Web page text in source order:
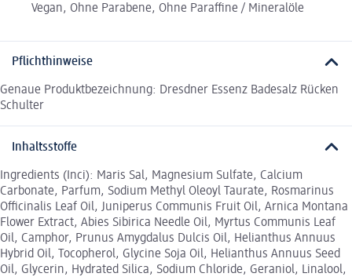
Vegan, Ohne Parabene, Ohne Paraffine / Mineralöle
Pflichthinweise
Genaue Produktbezeichnung: Dresdner Essenz Badesalz Rücken
Schulter
Inhaltsstoffe
Ingredients (Inci): Maris Sal, Magnesium Sulfate, Calcium
Carbonate, Parfum, Sodium Methyl Oleoyl Taurate, Rosmarinus
Officinalis Leaf Oil, Juniperus Communis Fruit Oil, Arnica Montana
Flower Extract, Abies Sibirica Needle Oil, Myrtus Communis Leaf
Oil, Camphor, Prunus Amygdalus Dulcis Oil, Helianthus Annuus
Hybrid Oil, Tocopherol, Glycine Soja Oil, Helianthus Annuus Seed
Oil, Glycerin, Hydrated Silica, Sodium Chloride, Geraniol, Linalool,